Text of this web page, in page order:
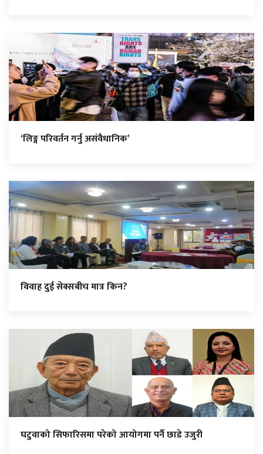
‘लिङ्ग परिवर्तन गर्नु असंवैधानिक’
विवाह दुई सेक्सबीच मात्र किन?
घटुवाको सिफारिसमा परेको आयोगमा पर्नै छाडे उजुरी